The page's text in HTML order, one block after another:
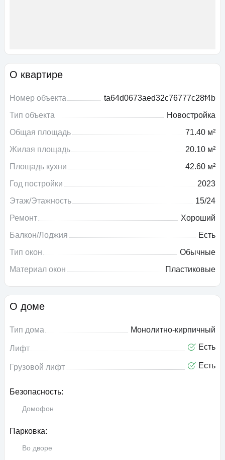
О квартире
Номер объекта
ta64d0673aed32c76777c28f4b
Тип объекта
Новостройка
Общая площадь
71.40 м²
Жилая площадь
20.10 м²
Площадь кухни
42.60 м²
Год постройки
2023
Этаж/Этажность
15/24
Ремонт
Хороший
Балкон/Лоджия
Есть
Тип окон
Обычные
Материал окон
Пластиковые
О доме
Тип дома Монолитно-кирпичный
Лифт Есть
Грузовой лифт Есть
Безопасность:
Домофон
Парковка:
Во дворе